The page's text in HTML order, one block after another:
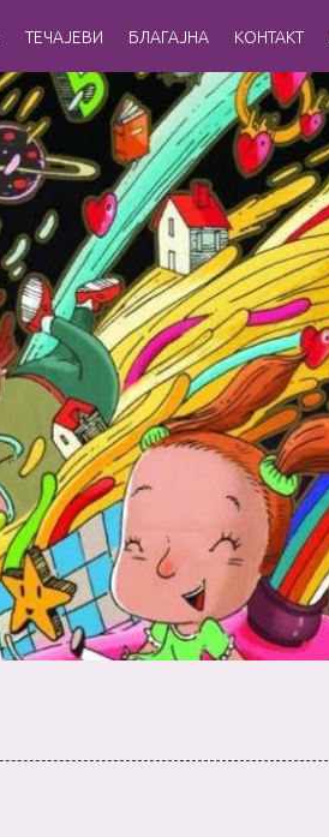
ТЕЧАЈЕВИ БЛАГАЈНА КОНТАКТ